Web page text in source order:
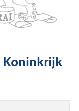
Koninkrijk